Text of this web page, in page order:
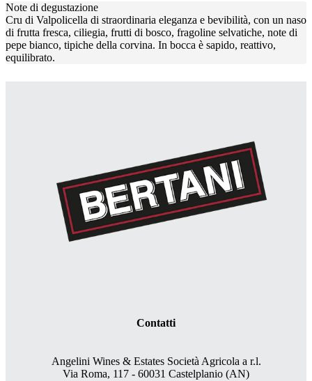
Note di degustazione
Cru di Valpolicella di straordinaria eleganza e bevibilità, con un naso
di frutta fresca, ciliegia, frutti di bosco, fragoline selvatiche, note di
pepe bianco, tipiche della corvina. In bocca è sapido, reattivo,
equilibrato.
Contatti
Angelini Wines & Estates Società Agricola a r.l.
Via Roma, 117 - 60031 Castelplanio (AN)